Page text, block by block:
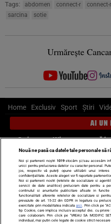
Tags: abdomen connect-r connect-
sarcina
sotie
Urmărește
Home Exclusiv Sport Știri
AI UN
Scrie-ne pe Whatsapp, sună
Știri interne
Ultimele stiri
Diete Insula
Echipa editorială
Termeni si
Nouă ne pasă ca datele tale personale să
Noi și partenerii noștri 1019stocăm și/sau accesăm
unici pentru prelucrarea datelor cu caracter personal.
jos, respectiv vă puteți opune utilizării unui
confidențialitate. Aceste alegeri vor fi raportate
Noi si partenerii nostri (retelele de socializare si
servicii de date analitice) prelucram date pentru a
continutul si anunturile publicitare afisate in
functionalitati aferente retelelor de socializare si
prevazute de art. 15-22 din GDPR in legatura cu
exercitate prin modalitatea indicataaici . Prin click pe
tip Cookie, care implica inclusiv acceptul dvs. cu
care colaboram. Prin click pe “VREAU SA MODIFIC
individual, mai putin cele legate de cookie strict